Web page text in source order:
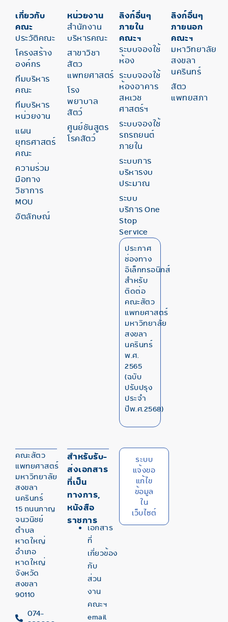
เกี่ยวกับ
คณะ
ประวัติคณะ
โครงสร้าง
องค์กร
ทีมบริหาร
คณะ
ทีมบริหาร
หน่วยงาน
แผน
ยุทธศาสตร์
คณะ
ความร่วม
มือทาง
วิชาการ
MOU
อัตลักษณ์
หน่วยงาน
สำนักงาน
บริหารคณะ
สาขาวิชา
สัตว
แพทยศาสตร์
โรง
พยาบาล
สัตว์
ศูนย์ชันสูตร
โรคสัตว์
ลิงก์อื่นๆ
ภายใน
คณะฯ
ระบบจองใช้
ห้อง
ระบบจองใช้
ห้องอาคาร
สหเวช
ศาสตร์ฯ
ระบบจองใช้
รถรถยนต์
ภายใน
ระบบการ
บริหารงบ
ประมาณ
ระบบ
บริการ One
Stop
Service
ประกาศ
ช่องทาง
อิเล็กทรอนิกส์
สำหรับ
ติดต่อ
คณะสัตว
แพทยศาสตร์
มหาวิทยาลัย
สงขลา
นครินทร์
พ.ศ.
2565
(ฉบับ
ปรับปรุง
ประจำ
ปีพ.ศ.2568)
ลิงก์อื่นๆ
ภายนอก
คณะฯ
มหาวิทยาลัย
สงขลา
นครินทร์
สัตว
แพทยสภา
คณะสัตว
แพทยศาสตร์
มหาวิทยาลัย
สงขลา
นครินทร์
15 ถนนกาญ
จนวนิชย์
ตำบล
หาดใหญ่
อำเภอ
หาดใหญ่
จังหวัด
สงขลา
90110
074-
สำหรับรับ-
ส่งเอกสาร
ที่เป็น
ทางการ,
หนังสือ
ราชการ
เอกสาร
ที่
เกี่ยวข้อง
กับ
ส่วน
งาน
คณะฯ
email
ระบบ
แจ้งขอ
แก้ไข
ข้อมูล
ใน
เว็บไซต์